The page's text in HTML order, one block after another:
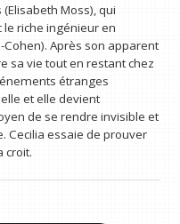
(Elisabeth Moss), qui
riche ingénieur en
Après son apparent
sa vie tout en restant chez
étranges
et elle devient
de se rendre invisible et
Cecilia essaie de prouver
croit.